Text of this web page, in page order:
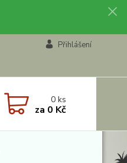
Přihlášení
0ks
za 0 Kč